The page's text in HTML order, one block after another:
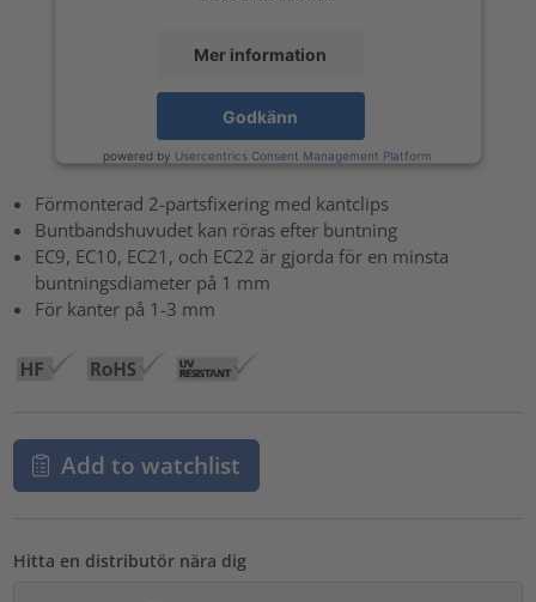
Mer information
Godkänn
powered by Usercentrics Consent Management Platform
Förmonterad 2-partsfixering med kantclips
Buntbandshuvudet kan röras efter buntning
EC9, EC10, EC21, och EC22 är gjorda för en minsta
buntningsdiameter på 1 mm
För kanter på 1-3 mm
Add to watchlist
Hitta en distributör nära dig